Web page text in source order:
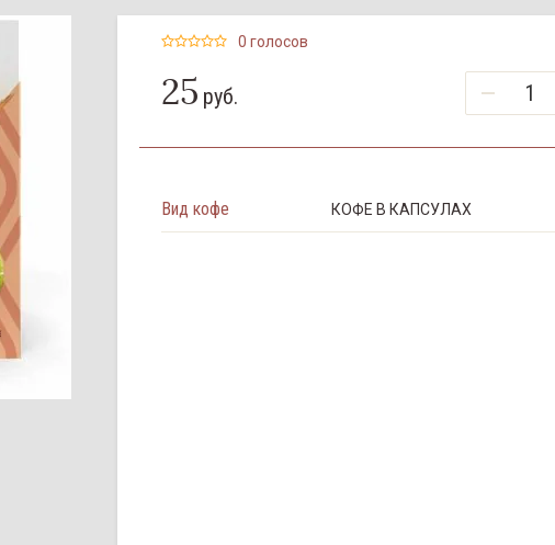
0 голосов
25 руб.
Вид кофе КОФЕ В КАПСУЛАХ